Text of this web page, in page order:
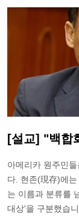
[설교] "백합
아메리카 원주민
다. 현존(現存)에
는 이름과 분류를
대상'을 구분했습